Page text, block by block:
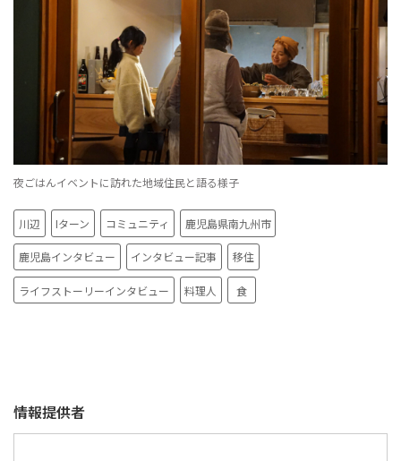
夜ごはんイベントに訪れた地域住民と語る様子
川辺 Iターン コミュニティ 鹿児島県南九州市
鹿児島インタビュー インタビュー記事 移住
ライフストーリーインタビュー 料理人 食
情報提供者